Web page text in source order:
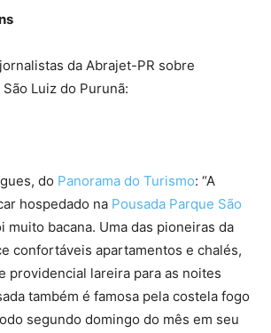
da Abrajet-PR sobre
Luiz do Purunã:
do Panorama do Turismo: “A
hospedado na Pousada Parque São
muito bacana. Uma das pioneiras da
confortáveis apartamentos e chalés,
providencial lareira para as noites
também é famosa pela costela fogo
segundo domingo do mês em seu